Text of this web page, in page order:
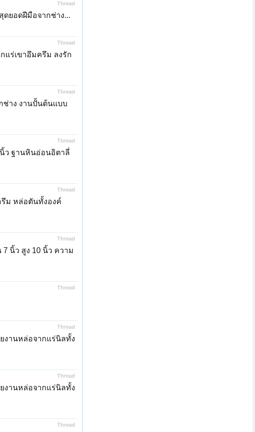
Thread
ยอดฝีมือจากช่าง...
Thread
แร่เขาอึมครึม ลงรัก
Thread
ช่าง งานปั้นต้นแบบ
Thread
ว ฐานหินอ่อนอิตาลี่
Thread
รึม หล่อตันทั้งองค์
Thread
นิ้ว สูง 10 นิ้ว ความ
Thread
Thread
งานหล่อจากแร่นิลทั้ง
Thread
งานหล่อจากแร่นิลทั้ง
Thread